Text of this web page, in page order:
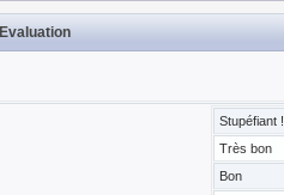
Evaluation
Stupéfiant !
Très bon
Bon